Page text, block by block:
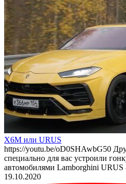
X6M или URUS
https://youtu.be/oD0SHAwbG50
специально для вас устроили
автомобилями Lamborghini
19.10.2020